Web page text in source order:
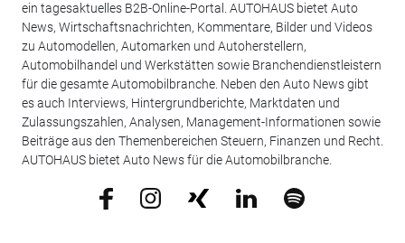
ein tagesaktuelles B2B-Online-Portal. AUTOHAUS bietet Auto
News, Wirtschaftsnachrichten, Kommentare, Bilder und Videos
zu Automodellen, Automarken und Autoherstellern,
Automobilhandel und Werkstätten sowie Branchendienstleistern
für die gesamte Automobilbranche. Neben den Auto News gibt
es auch Interviews, Hintergrundberichte, Marktdaten und
Zulassungszahlen, Analysen, Management-Informationen sowie
Beiträge aus den Themenbereichen Steuern, Finanzen und Recht.
AUTOHAUS bietet Auto News für die Automobilbranche.